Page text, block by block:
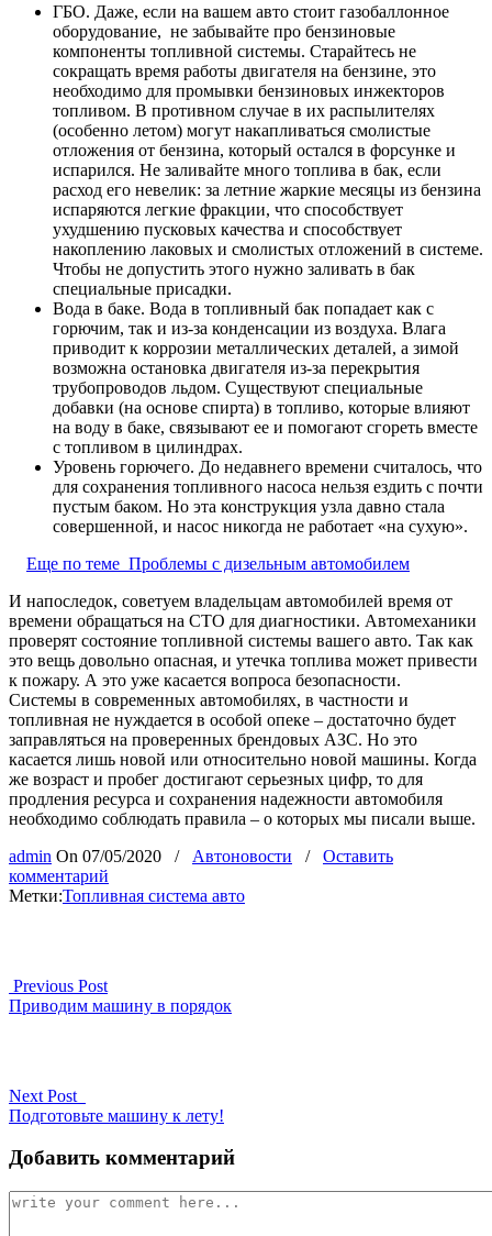
ГБО. Даже, если на вашем авто стоит газобаллонное
оборудование, не забывайте про бензиновые
компоненты топливной системы. Старайтесь не
сокращать время работы двигателя на бензине, это
необходимо для промывки бензиновых инжекторов
топливом. В противном случае в их распылителях
(особенно летом) могут накапливаться смолистые
отложения от бензина, который остался в форсунке и
испарился. Не заливайте много топлива в бак, если
расход его невелик: за летние жаркие месяцы из бензина
испаряются легкие фракции, что способствует
ухудшению пусковых качества и способствует
накоплению лаковых и смолистых отложений в системе.
Чтобы не допустить этого нужно заливать в бак
специальные присадки.
Вода в баке. Вода в топливный бак попадает как с
горючим, так и из-за конденсации из воздуха. Влага
приводит к коррозии металлических деталей, а зимой
возможна остановка двигателя из-за перекрытия
трубопроводов льдом. Существуют специальные
добавки (на основе спирта) в топливо, которые влияют
на воду в баке, связывают ее и помогают сгореть вместе
с топливом в цилиндрах.
Уровень горючего. До недавнего времени считалось, что
для сохранения топливного насоса нельзя ездить с почти
пустым баком. Но эта конструкция узла давно стала
совершенной, и насос никогда не работает «на сухую».
Еще по теме Проблемы с дизельным автомобилем
И напоследок, советуем владельцам автомобилей время от
времени обращаться на СТО для диагностики. Автомеханики
проверят состояние топливной системы вашего авто. Так как
это вещь довольно опасная, и утечка топлива может привести
к пожару. А это уже касается вопроса безопасности.
Системы в современных автомобилях, в частности и
топливная не нуждается в особой опеке – достаточно будет
заправляться на проверенных брендовых АЗС. Но это
касается лишь новой или относительно новой машины. Когда
же возраст и пробег достигают серьезных цифр, то для
продления ресурса и сохранения надежности автомобиля
необходимо соблюдать правила – о которых мы писали выше.
admin On 07/05/2020 / Автоновости / Оставить
комментарий
Метки:Топливная система авто
Previous Post
Приводим машину в порядок
Next Post
Подготовьте машину к лету!
Добавить комментарий